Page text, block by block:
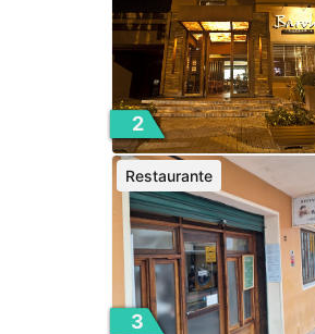
2
3
Restaurante